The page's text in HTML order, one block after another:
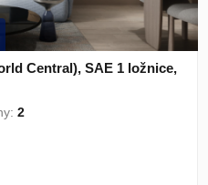
Central), SAE 1 ložnice,
2